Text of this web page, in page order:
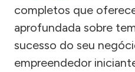
completos que
aprofundada sobre
sucesso do seu
empreendedor